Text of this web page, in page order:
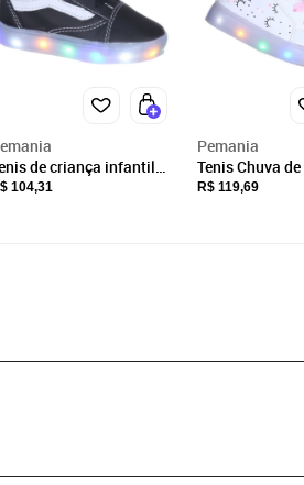
de criança infantil
com luzinha
104,31
Pemania
Tenis Chuva
Infantil Menina
R$ 119,69